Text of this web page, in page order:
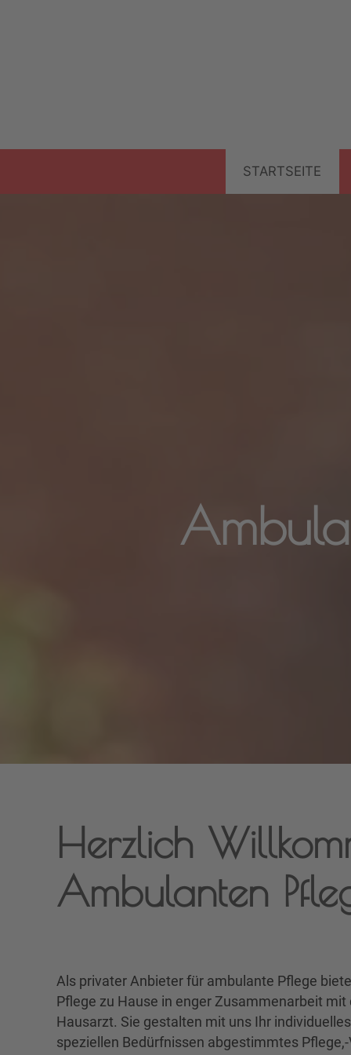
STARTSEITE
Herzlich
Ambulanten
Als privater Anbieter für ambulante Pflege
Pflege zu Hause in enger Zusammenarbeit mit
Hausarzt. Sie gestalten mit uns Ihr
speziellen Bedürfnissen abgestimmtes
aktiviert seine Fähigkeiten. Wir wollen den
Menschen verstehen und ihn in seiner
möchten, dass Sie sich zu Hause wohl fühlen.